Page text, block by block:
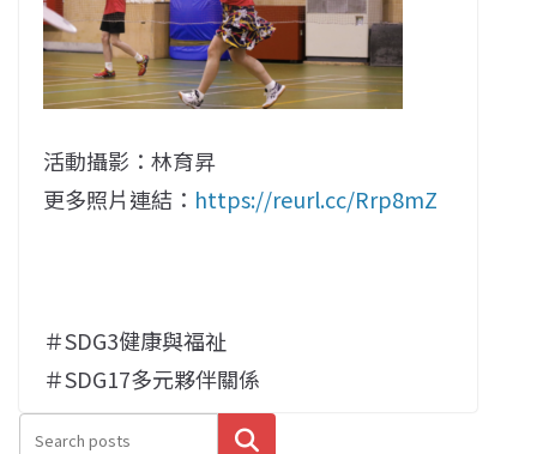
活動攝影：林育昇
更多照片連結： https://reurl.cc/Rrp8mZ
＃SDG3健康與福祉
＃SDG17多元夥伴關係
搜尋